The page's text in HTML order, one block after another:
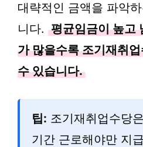
대략적인 금액을 파악
니다. 평균임금이 높고
가 많을수록 조기재취
수 있습니다.
팁: 조기재취업수당
기간 근로해야만 지